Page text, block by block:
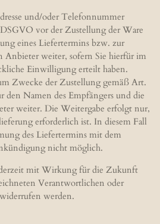
und/oder Telefonnummer
vor der Zustellung der Ware
eines Liefertermins bzw. zur
Anbieter weiter, sofern Sie hierfür im
Einwilligung erteilt haben.
Zwecke der Zustellung gemäß Art.
Namen des Empfängers und die
weiter. Die Weitergabe erfolgt nur,
erforderlich ist. In diesem Fall
des Liefertermins mit dem
nicht möglich.
mit Wirkung für die Zukunft
Verantwortlichen oder
werden.